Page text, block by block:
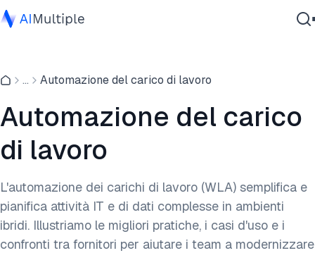
Sicurezza Informatica
Software Aziendale
Servizi
Contattaci
... Automazione del carico di lavoro
Automazione del carico
di lavoro
L'automazione dei carichi di lavoro (WLA) semplifica e
pianifica attività IT e di dati complesse in ambienti
ibridi. Illustriamo le migliori pratiche, i casi d'uso e i
confronti tra fornitori per aiutare i team a modernizzare